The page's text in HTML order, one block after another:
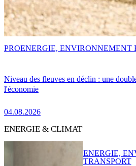
Niveau des fleuves en déclin : une
l'économie
04.08.2026
PROENERGIE, ENVIRONNEMENT
ENERGIE & CLIMAT
ENERGIE,
TRANSPORT